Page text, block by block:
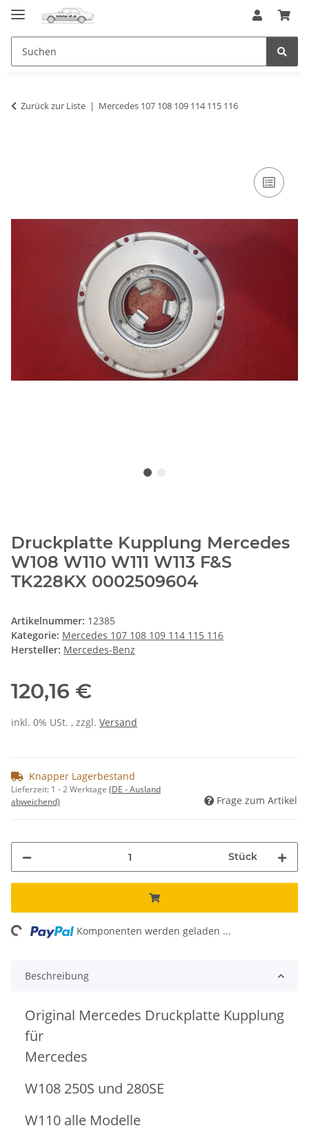
Zurück zur Liste Mercedes 107 108 109 114 115 116
Druckplatte Kupplung Mercedes
W108 W110 W111 W113 F&S
TK228KX 0002509604
Artikelnummer: 12385
Kategorie: Mercedes 107 108 109 114 115 116
Hersteller: Mercedes-Benz
120,16 €
inkl. 0% USt. , zzgl. Versand
Knapper Lagerbestand
Lieferzeit: 1 - 2 Werktage (DE - Ausland
abweichend)
Frage zum Artikel
Stück
Komponenten werden geladen ...
Beschreibung
Original Mercedes Druckplatte Kupplung
für
Mercedes
W108 250S und 280SE
W110 alle Modelle